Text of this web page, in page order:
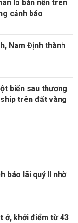
lô bán nền trên
cảnh báo
Nam Định thành
biến sau thương
trên đất vàng
báo lãi quý II nhờ
ở, khởi điểm từ 43